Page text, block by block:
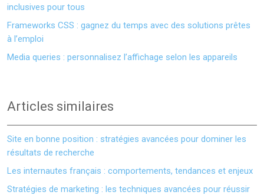
inclusives pour tous
Frameworks CSS : gagnez du temps avec des solutions prêtes
à l’emploi
Media queries : personnalisez l’affichage selon les appareils
Articles similaires
Site en bonne position : stratégies avancées pour dominer les
résultats de recherche
Les internautes français : comportements, tendances et enjeux
Stratégies de marketing : les techniques avancées pour réussir